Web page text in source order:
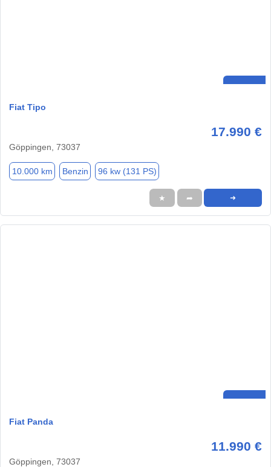
Fiat Tipo
17.990 €
Göppingen, 73037
10.000 km Benzin 96 kw (131 PS)
★ ➦ ➜
Fiat Panda
11.990 €
Göppingen, 73037